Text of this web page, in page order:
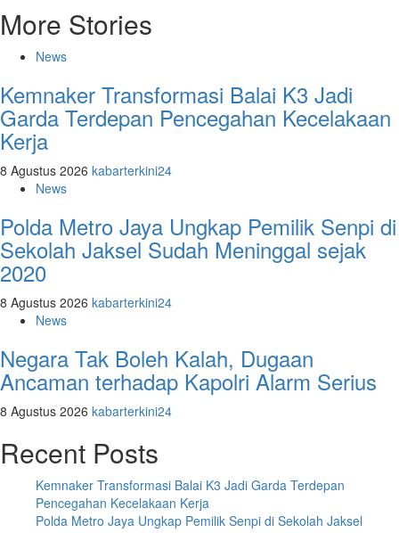
More Stories
News
Kemnaker Transformasi Balai K3 Jadi
Garda Terdepan Pencegahan Kecelakaan
Kerja
8 Agustus 2026 kabarterkini24
News
Polda Metro Jaya Ungkap Pemilik Senpi di
Sekolah Jaksel Sudah Meninggal sejak
2020
8 Agustus 2026 kabarterkini24
News
Negara Tak Boleh Kalah, Dugaan
Ancaman terhadap Kapolri Alarm Serius
8 Agustus 2026 kabarterkini24
Recent Posts
Kemnaker Transformasi Balai K3 Jadi Garda Terdepan
Pencegahan Kecelakaan Kerja
Polda Metro Jaya Ungkap Pemilik Senpi di Sekolah Jaksel